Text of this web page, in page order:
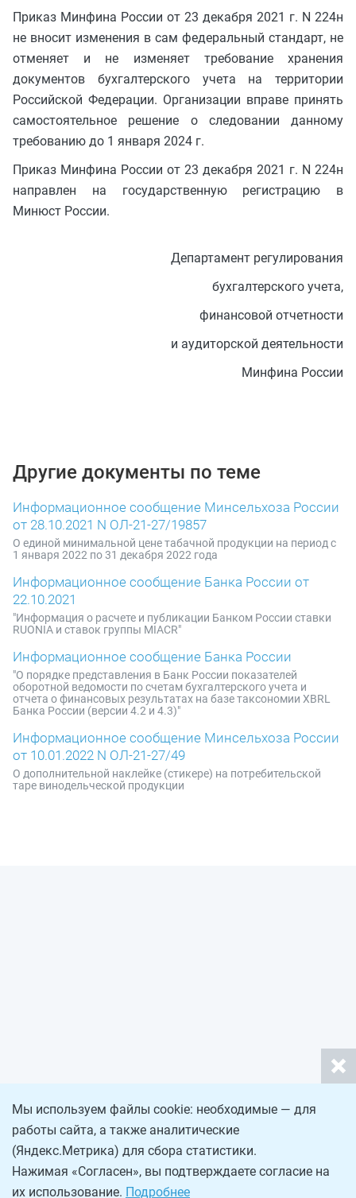
Приказ Минфина России от 23 декабря 2021 г. N 224н
не вносит изменения в сам федеральный стандарт, не
отменяет и не изменяет требование хранения
документов бухгалтерского учета на территории
Российской Федерации. Организации вправе принять
самостоятельное решение о следовании данному
требованию до 1 января 2024 г.
Приказ Минфина России от 23 декабря 2021 г. N 224н
направлен на государственную регистрацию в
Минюст России.
Департамент регулирования
бухгалтерского учета,
финансовой отчетности
и аудиторской деятельности
Минфина России
Другие документы по теме
Информационное сообщение Минсельхоза России
от 28.10.2021 N ОЛ-21-27/19857
О единой минимальной цене табачной продукции на период с
1 января 2022 по 31 декабря 2022 года
Информационное сообщение Банка России от
22.10.2021
"Информация о расчете и публикации Банком России ставки
RUONIA и ставок группы MIACR"
Информационное сообщение Банка России
"О порядке представления в Банк России показателей
оборотной ведомости по счетам бухгалтерского учета и
отчета о финансовых результатах на базе таксономии XBRL
Банка России (версии 4.2 и 4.3)"
Информационное сообщение Минсельхоза России
от 10.01.2022 N ОЛ-21-27/49
О дополнительной наклейке (стикере) на потребительской
таре винодельческой продукции
Мы используем файлы cookie: необходимые — для
работы сайта, а также аналитические
(Яндекс.Метрика) для сбора статистики.
Нажимая «Согласен», вы подтверждаете согласие на
их использование. Подробнее